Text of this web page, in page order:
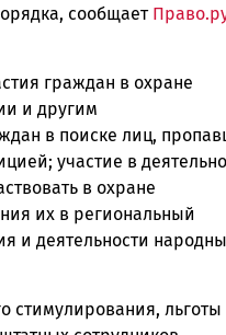
сообщает
граждан в охране
и другим
в поиске лиц,
участие в
в охране
их в региональный
и деятельности
стимулирования, льготы